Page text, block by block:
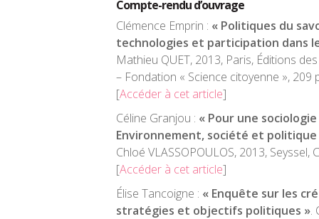
Compte-rendu d’ouvrage
Clémence Emprin : « Politiques du
technologies et participation dans
Mathieu QUET, 2013, Paris, Éditions
– Fondation « Science citoyenne », 209
[Accéder à cet article]
Céline Granjou : « Pour une
Environnement, société et politique
Chloé VLASSOPOULOS, 2013, Seyssel,
[Accéder à cet article]
Élise Tancoigne : « Enquête sur les
stratégies et objectifs politiques ».